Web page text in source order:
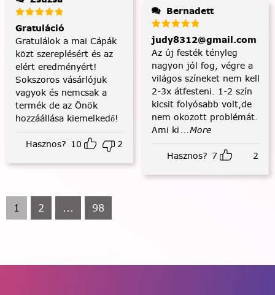
Gratuláció
Gratulálok a mai Cápák
közt szereplésért és az
elért eredményért!
Sokszoros vásárlójuk
vagyok és nemcsak a
termék de az Önök
hozzáállása kiemelkedő!
Hasznos? 10 2
Bernadett
judy8312@gmail.com
Az új festék tényleg
nagyon jól fog, végre a
világos színeket nem kell
2-3x átfesteni. 1-2 szín
kicsit folyósabb volt,de
nem okozott problémát.
Ami ki ...More
Hasznos? 7 2
1 2 ... 98